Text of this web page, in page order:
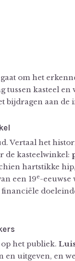
om het
tussen kasteel en
bijdragen aan de
Vertaal het
de kasteelwinkel:
hartstikke
een 19e-eeuwse
het publiek.
en uitgeven, en